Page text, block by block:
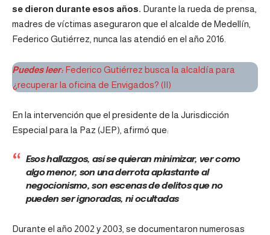
se dieron durante esos años. Durante la rueda de prensa,
madres de víctimas aseguraron que el alcalde de Medellín,
Federico Gutiérrez, nunca las atendió en el año 2016.
Puedes leer: Federico Gutiérrez busca la alcaldía para
¿recuperar la oficina de Envigados? (II)
En la intervención que el presidente de la Jurisdicción
Especial para la Paz (JEP), afirmó que:
Esos hallazgos, así se quieran minimizar, ver como
algo menor, son una derrota aplastante al
negocionismo, son escenas de delitos que no
pueden ser ignoradas, ni ocultadas
Durante el año 2002 y 2003, se documentaron numerosas